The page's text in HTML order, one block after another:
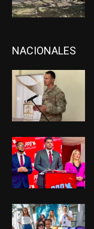
NACIONALES